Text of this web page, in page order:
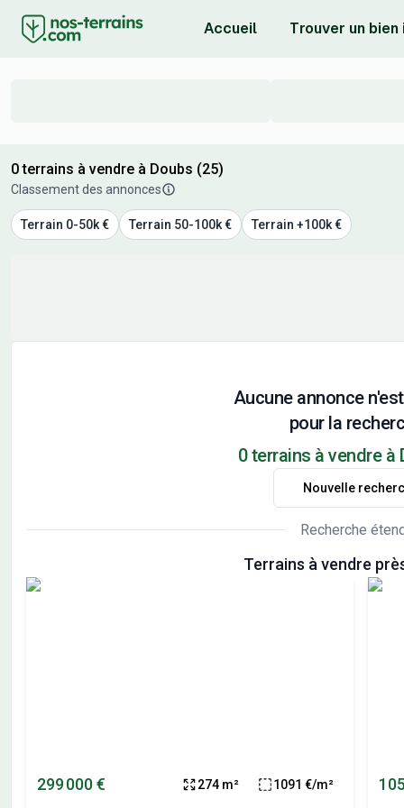
Accueil Trouver un
0 terrains à vendre à Doubs (25)
Classement des annonces
Terrain 0-50k € Terrain 50-100k € Terrain +100k €
Aucune annonce
pour la
0 terrains à vendre à
Nouvelle
Recherche
Terrains à vendre
299 000 € 274 m² 1091 €/m²